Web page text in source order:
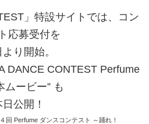
」特設サイトでは、コン
応募受付を
り開始。
DANCE CONTEST Perfume
ムービー” も
公開！
回 Perfume ダンスコンテスト ～踊れ！